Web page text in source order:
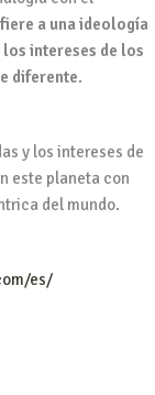
a una ideología
intereses de los
diferente.
y los intereses de
este planeta con
del mundo.
es/